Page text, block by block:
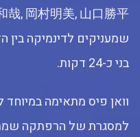
שמעניקים לדינמיקה בין
בני כ-24 דקות.
וואן פיס מתאימה
למסגרת של הרפתקה